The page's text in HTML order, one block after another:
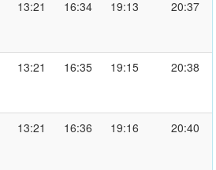
13:21 16:34 19:13 20:37
13:21 16:35 19:15 20:38
13:21 16:36 19:16 20:40